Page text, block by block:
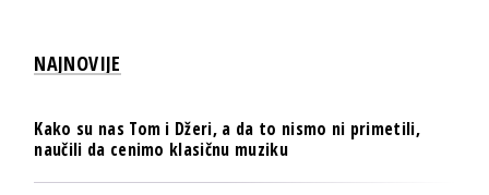
NAJNOVIJE
Kako su nas Tom i Džeri, a da to nismo ni primetili,
naučili da cenimo klasičnu muziku